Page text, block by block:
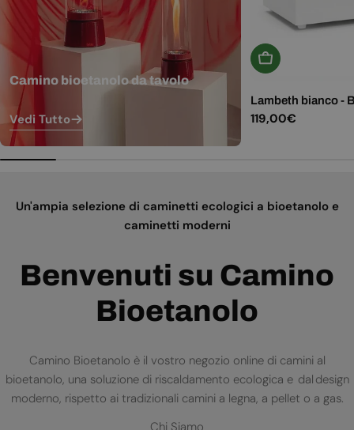
Camino bioetanolo da tavolo
Vedi Tutto
Aggiungi Al
Lambeth bianco -
Prezzo
119,00€
Un'ampia selezione di caminetti ecologici a bioetanolo e
caminetti moderni
Benvenuti su Camino
Bioetanolo
Camino Bioetanolo è il vostro negozio online di camini al
bioetanolo, una soluzione di riscaldamento ecologica e dal design
moderno, rispetto ai tradizionali camini a legna, a pellet o a gas.
Chi Siamo